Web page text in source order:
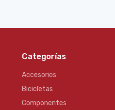
Categorías
Accesorios
Bicicletas
Componentes